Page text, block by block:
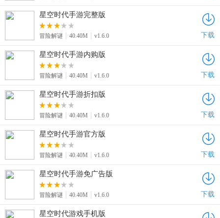
星空时代手游完整版
冒险解谜 40.40M v1.6.0 下载
星空时代手游内购版
冒险解谜 40.40M v1.6.0 下载
星空时代手游折扣版
冒险解谜 40.40M v1.6.0 下载
星空时代手游官方版
冒险解谜 40.40M v1.6.0 下载
星空时代手游免广告版
冒险解谜 40.40M v1.6.0 下载
星空时代游戏手机版